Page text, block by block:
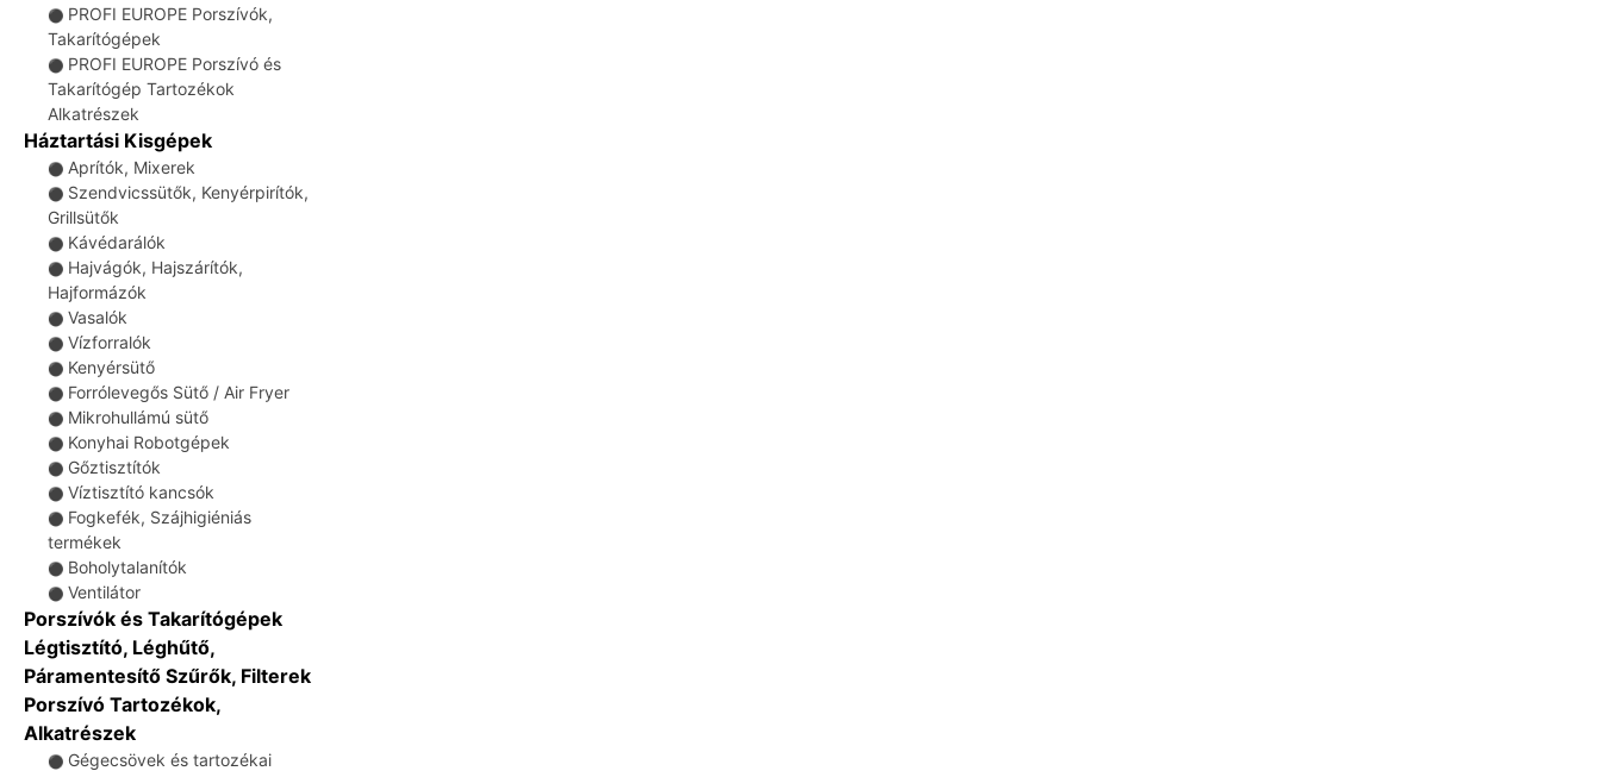
⚫ PROFI EUROPE Porszívók,
Takarítógépek
⚫ PROFI EUROPE Porszívó és
Takarítógép Tartozékok
Alkatrészek
Háztartási Kisgépek
⚫ Aprítók, Mixerek
⚫ Szendvicssütők, Kenyérpirítók,
Grillsütők
⚫ Kávédarálók
⚫ Hajvágók, Hajszárítók,
Hajformázók
⚫ Vasalók
⚫ Vízforralók
⚫ Kenyérsütő
⚫ Forrólevegős Sütő / Air Fryer
⚫ Mikrohullámú sütő
⚫ Konyhai Robotgépek
⚫ Gőztisztítók
⚫ Víztisztító kancsók
⚫ Fogkefék, Szájhigiéniás
termékek
⚫ Boholytalanítók
⚫ Ventilátor
Porszívók és Takarítógépek
Légtisztító, Léghűtő,
Páramentesítő Szűrők, Filterek
Porszívó Tartozékok,
Alkatrészek
⚫ Gégecsövek és tartozékai